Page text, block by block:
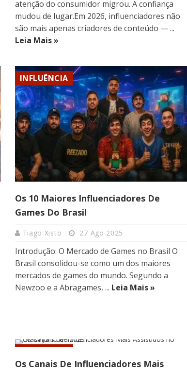
atenção do consumidor migrou. A confiança
mudou de lugar.Em 2026, influenciadores não
são mais apenas criadores de conteúdo — ...
Leia Mais »
INFLUÊNCIA
Os 10 Maiores Influenciadores De
Games Do Brasil
Tiago Xisto 27 Ago 2025
Introdução: O Mercado de Games no Brasil O
Brasil consolidou-se como um dos maiores
mercados de games do mundo. Segundo a
Newzoo e a Abragames, ... Leia Mais »
Os Canais De Influenciadores Mais